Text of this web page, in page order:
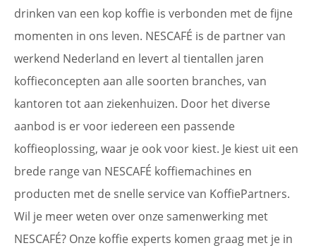
drinken van een kop koffie is verbonden met de fijne
momenten in ons leven. NESCAFÉ is de partner van
werkend Nederland en levert al tientallen jaren
koffieconcepten aan alle soorten branches, van
kantoren tot aan ziekenhuizen. Door het diverse
aanbod is er voor iedereen een passende
koffieoplossing, waar je ook voor kiest. Je kiest uit een
brede range van NESCAFÉ koffiemachines en
producten met de snelle service van KoffiePartners.
Wil je meer weten over onze samenwerking met
NESCAFÉ? Onze koffie experts komen graag met je in